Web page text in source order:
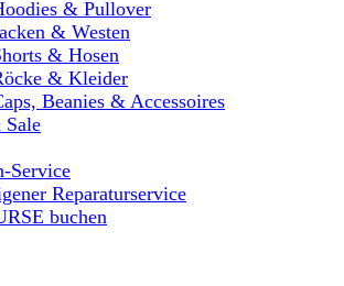
& Pullover
& Westen
& Hosen
& Kleider
Beanies & Accessoires
Sale
Service
Reparaturservice
buchen